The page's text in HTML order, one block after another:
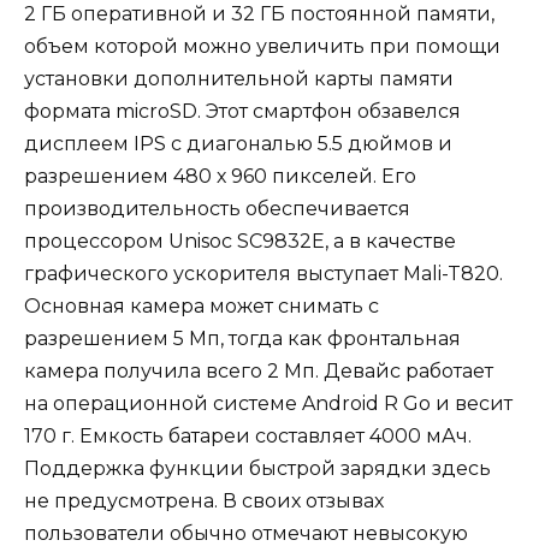
2 ГБ оперативной и 32 ГБ постоянной памяти,
объем которой можно увеличить при помощи
установки дополнительной карты памяти
формата microSD. Этот смартфон обзавелся
дисплеем IPS с диагональю 5.5 дюймов и
разрешением 480 х 960 пикселей. Его
производительность обеспечивается
процессором Unisoc SC9832E, а в качестве
графического ускорителя выступает Mali-T820.
Основная камера может снимать с
разрешением 5 Мп, тогда как фронтальная
камера получила всего 2 Мп. Девайс работает
на операционной системе Android R Go и весит
170 г. Емкость батареи составляет 4000 мАч.
Поддержка функции быстрой зарядки здесь
не предусмотрена. В своих отзывах
пользователи обычно отмечают невысокую